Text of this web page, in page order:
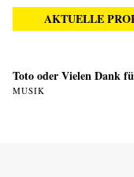
AKTUELLE
Toto oder Vielen Dank
MUSIK